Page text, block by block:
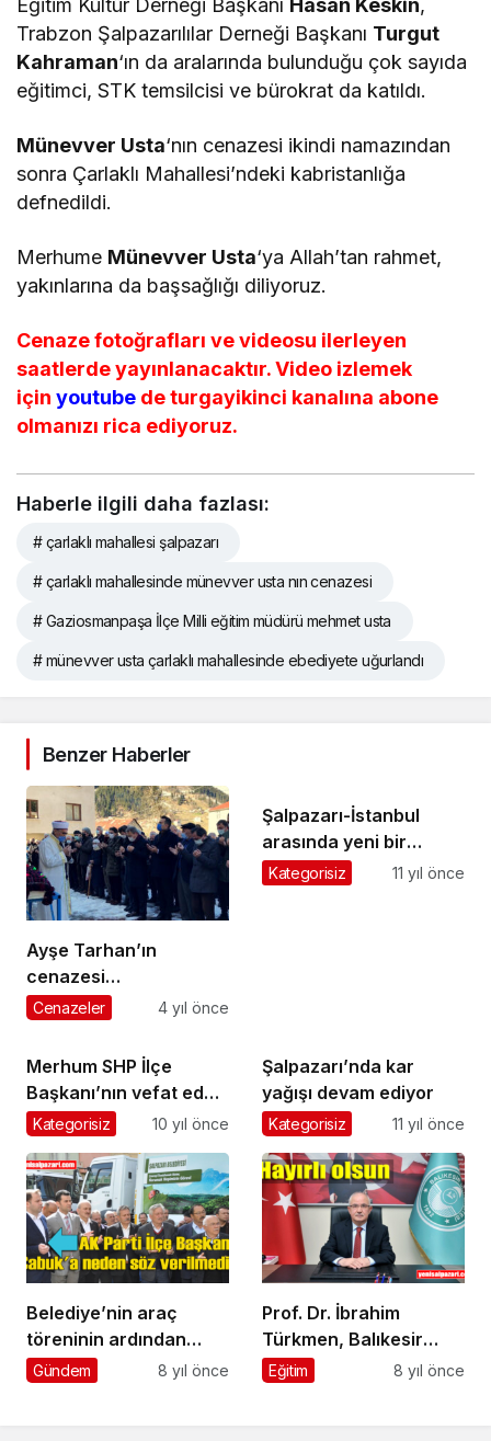
Trabzon Şalpazarılılar Derneği Başkanı Turgut
Kahraman‘ın da aralarında bulunduğu çok sayıda
eğitimci, STK temsilcisi ve bürokrat da katıldı.
Münevver Usta‘nın cenazesi ikindi namazından
sonra Çarlaklı Mahallesi’ndeki kabristanlığa
defnedildi.
Merhume Münevver Usta‘ya Allah’tan rahmet,
yakınlarına da başsağlığı diliyoruz.
Cenaze fotoğrafları ve videosu ilerleyen
saatlerde yayınlanacaktır. Video izlemek
içinyoutube de turgayikinci kanalına abone
olmanızı rica ediyoruz.
Haberle ilgili daha fazlası:
# çarlaklı mahallesi şalpazarı
# çarlaklı mahallesinde münevver usta nın cenazesi
# Gaziosmanpaşa İlçe Milli eğitim müdürü mehmet usta
# münevver usta çarlaklı mahallesinde ebediyete uğurlandı
Benzer Haberler
Ayşe Tarhan’ın
cenazesi
Sayvançatak’ta
Cenazeler 4 yıl önce
Şalpazarı-İstanbul
arasında yeni bir
otobüs firması hizmete
Kategorisiz 11 yıl önce
Merhum SHP İlçe
Başkanı’nın vefat eden
eşi Leman Özen
Kategorisiz 10 yıl önce
Şalpazarı’nda kar
yağışı devam ediyor
Kategorisiz 11 yıl önce
Belediye’nin araç
töreninin ardından
kafalarda soru işareti
Gündem 8 yıl önce
Prof. Dr. İbrahim
Türkmen, Balıkesir
Üniversitesi Rektör
Eğitim 8 yıl önce